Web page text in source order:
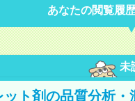
あなたの閲覧履
未
ット剤の品質分析